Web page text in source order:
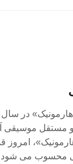
مستقل موسیقی
امروز
محسوب می